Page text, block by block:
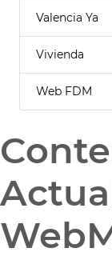
Valencia Ya
Vivienda
Web FDM